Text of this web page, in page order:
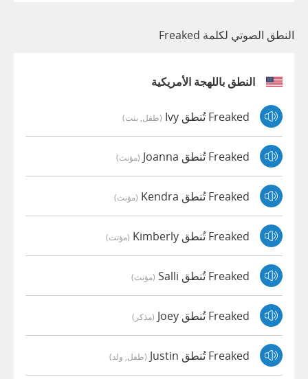
النطق الصوتي لكلمة Freaked
النطق باللهجة الأمريكية
Freaked تُنطق Ivy (طفل, بنت)
Freaked تُنطق Joanna (مؤنث)
Freaked تُنطق Kendra (مؤنث)
Freaked تُنطق Kimberly (مؤنث)
Freaked تُنطق Salli (مؤنث)
Freaked تُنطق Joey (مذكر)
Freaked تُنطق Justin (طفل, ولد)